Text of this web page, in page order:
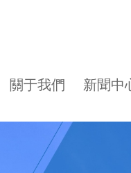
關于我們 新聞中